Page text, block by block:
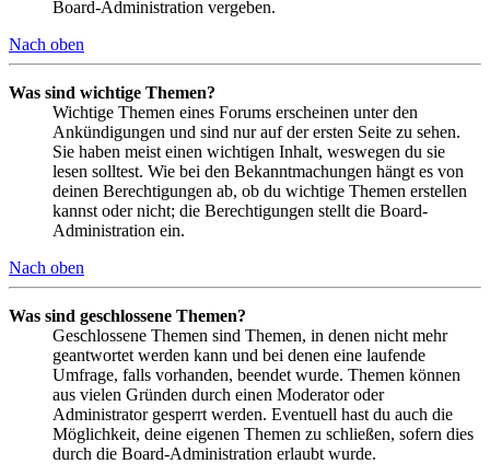
Board-Administration vergeben.
Nach oben
Was sind wichtige Themen?
Wichtige Themen eines Forums erscheinen unter den
Ankündigungen und sind nur auf der ersten Seite zu sehen.
Sie haben meist einen wichtigen Inhalt, weswegen du sie
lesen solltest. Wie bei den Bekanntmachungen hängt es von
deinen Berechtigungen ab, ob du wichtige Themen erstellen
kannst oder nicht; die Berechtigungen stellt die Board-
Administration ein.
Nach oben
Was sind geschlossene Themen?
Geschlossene Themen sind Themen, in denen nicht mehr
geantwortet werden kann und bei denen eine laufende
Umfrage, falls vorhanden, beendet wurde. Themen können
aus vielen Gründen durch einen Moderator oder
Administrator gesperrt werden. Eventuell hast du auch die
Möglichkeit, deine eigenen Themen zu schließen, sofern dies
durch die Board-Administration erlaubt wurde.